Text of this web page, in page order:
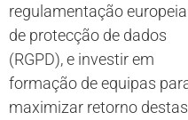
regulamentação europeia
de protecção de dados
(RGPD), e investir em
formação de equipas
maximizar retorno destas